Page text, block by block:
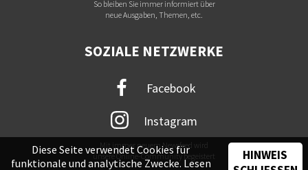
So bleiben Sie immer informiert über
neue Ausgaben, Themen, etc.
SOZIALE NETZWERKE
Facebook
Instagram
Mit immer neuem Newsfeed wird
unsere Online-Community begeistert
Diese Seite verwendet Cookies für
funktionale und analytische Zwecke. Lesen
HINWEIS